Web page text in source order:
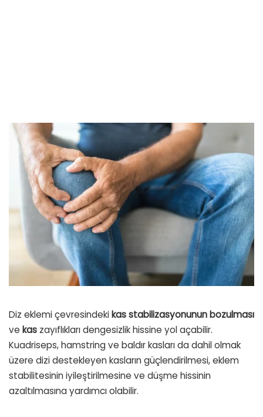
Diz eklemi çevresindeki kasstabilizasyonunun bozulması
ve kas zayıflıkları dengesizlik hissine yol açabilir.
Kuadriseps, hamstring ve baldır kasları da dahil olmak
üzere dizi destekleyen kasların güçlendirilmesi, eklem
stabilitesinin iyileştirilmesine ve düşme hissinin
azaltılmasına yardımcı olabilir.